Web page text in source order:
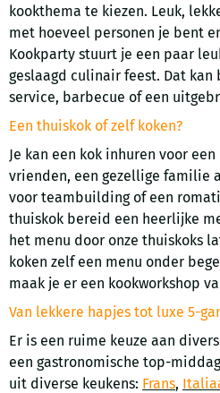
kookthema te kiezen. Leuk,
met hoeveel personen je bent
Kookparty stuurt je een paar
geslaagd culinair feest. Dat
service, barbecue of een
Een thuiskok of zelf koken?
Je kan een kok inhuren voor
vrienden, een gezellige familie
voor teambuilding of een
thuiskok bereid een heerlijke
het menu door onze thuiskoks
koken zelf een menu onder
maak je er een kookworkshop
Van lekkere hapjes tot luxe 5-
Er is een ruime keuze aan
een gastronomische top-
uit diverse keukens: Frans,